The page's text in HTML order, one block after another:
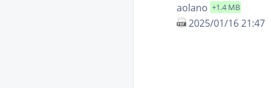
aolano +1.4 MB
2025/01/16 21:47